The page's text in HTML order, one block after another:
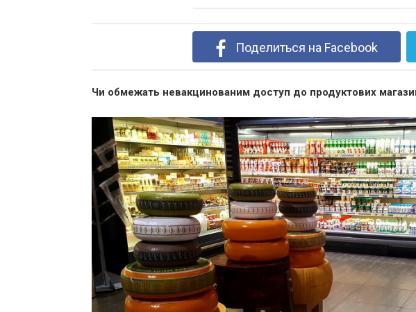
Поделиться на Facebook
Чи обмежать невакцинованим доступ до продуктових